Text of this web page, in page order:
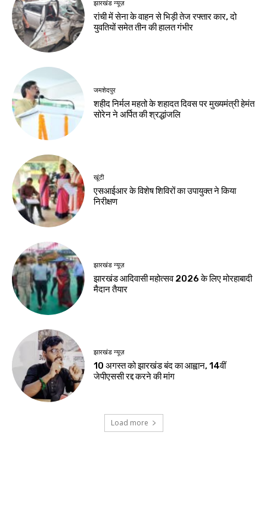
झारखंड न्यूज़
JSSC-JPSC गड़बड़ी
के खिलाफ छात्रों का
घेराव मार्च
Birsa Bhumi Live
August 8, 2026
झारखंड न्यूज़
10 अगस्त को विधानसभा
करियर
मर्चेंट नेवी में कैसे बनाएं
करियर, कौन-सी पढ़ाई
जरूरी और कितनी मिलती
है सैलरी?
Birsa Bhumi Live -
August 8, 2026
नवीनतम लेख
रांची में सेना के वाहन से भिड़ी तेज रफ्तार कार, दो
युवतियों समेत तीन की हालत गंभीर
जमशेदपुर